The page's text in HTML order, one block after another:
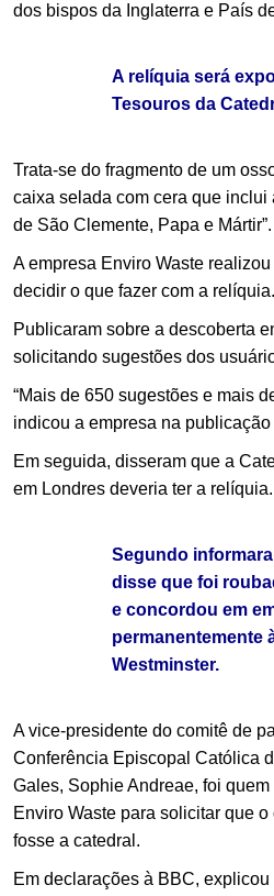
dos bispos da Inglaterra e País
A relíquia será
Tesouros da
Trata-se do fragmento de um
caixa selada com cera que inclui
de São Clemente, Papa e Mártir”.
A empresa Enviro Waste
decidir o que fazer com a relíquia.
Publicaram sobre a descoberta
solicitando sugestões dos
“Mais de 650 sugestões e mais
indicou a empresa na
Em seguida, disseram que a
em Londres deveria ter a relíquia.
Segundo
disse que foi
e concordou em
permanentemente
Westminster.
A vice-presidente do comitê de
Conferência Episcopal Católica
Gales, Sophie Andreae, foi
Enviro Waste para solicitar que
fosse a catedral.
Em declarações à BBC,